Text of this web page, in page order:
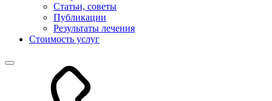
Статьи, советы
Публикации
Результаты лечения
Стоимость услуг